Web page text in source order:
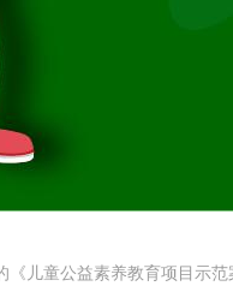
儿童公益素养教育项目示范